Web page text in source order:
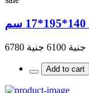
جنية 6100 جنية 6780
Add to cart